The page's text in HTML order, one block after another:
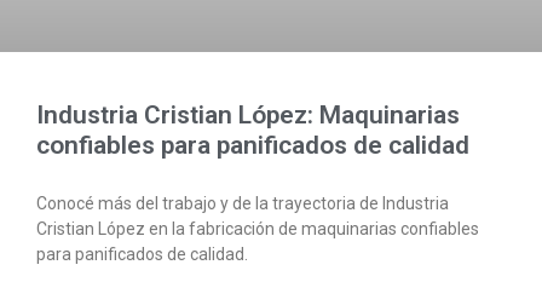
Industria Cristian López: Maquinarias
confiables para panificados de calidad
Conocé más del trabajo y de la trayectoria de Industria
Cristian López en la fabricación de maquinarias confiables
para panificados de calidad.